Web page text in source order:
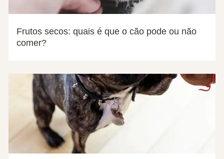
Frutos secos: quais é que o cão pode ou não
comer?